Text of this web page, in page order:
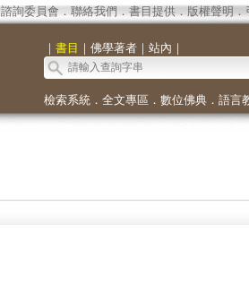
諮詢委員會． 聯絡我們 ． 書目提供． 版權聲明 ．
｜ 書目 ｜ 佛學著者｜ 站內 ｜
檢索系統． 全文專區 ． 數位佛典． 語言